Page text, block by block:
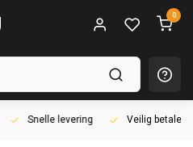
0
Snelle levering Veilig betalen